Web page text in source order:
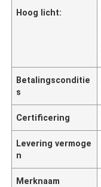
Hoog licht:
Betalingsconditie
s
Certificering
Levering vermoge
n
Merknaam